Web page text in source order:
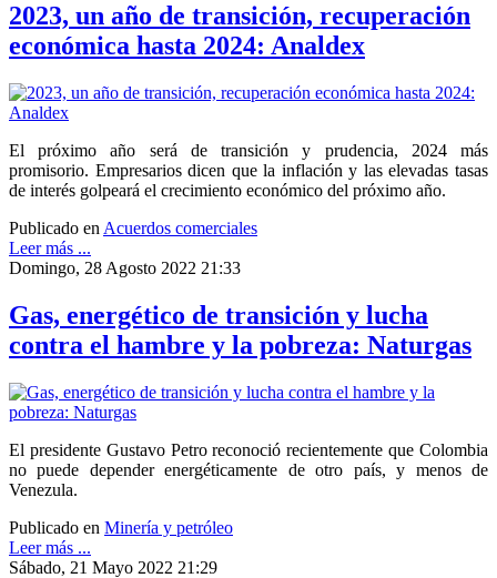
2023, un año de transición, recuperación
económica hasta 2024: Analdex
El próximo año será de transición y prudencia, 2024 más
promisorio. Empresarios dicen que la inflación y las elevadas tasas
de interés golpeará el crecimiento económico del próximo año.
Publicado en Acuerdos comerciales
Leer más ...
Domingo, 28 Agosto 2022 21:33
Gas, energético de transición y lucha
contra el hambre y la pobreza: Naturgas
El presidente Gustavo Petro reconoció recientemente que Colombia
no puede depender energéticamente de otro país, y menos de
Venezula.
Publicado en Minería y petróleo
Leer más ...
Sábado, 21 Mayo 2022 21:29